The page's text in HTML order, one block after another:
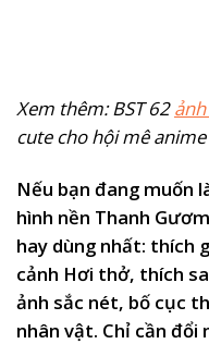
Xem thêm: BST 62
cute cho hội mê
Nếu bạn đang muốn
hình nền Thanh
hay dùng nhất: thích
cảnh Hơi thở, thích
ảnh sắc nét, bố cục
nhân vật. Chỉ cần